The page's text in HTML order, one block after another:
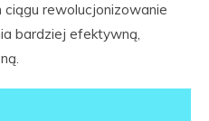
rewolucjonizowanie
bardziej efektywną,